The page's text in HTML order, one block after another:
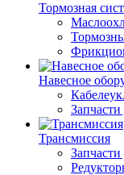
Тормозная
Навесное
Трансмиссия
Запчасти